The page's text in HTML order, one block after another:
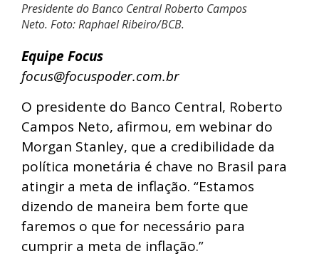
Presidente do Banco Central Roberto Campos
Neto. Foto: Raphael Ribeiro/BCB.
Equipe Focus
focus@focuspoder.com.br
O presidente do Banco Central, Roberto
Campos Neto, afirmou, em webinar do
Morgan Stanley, que a credibilidade da
política monetária é chave no Brasil para
atingir a meta de inflação. “Estamos
dizendo de maneira bem forte que
faremos o que for necessário para
cumprir a meta de inflação.”